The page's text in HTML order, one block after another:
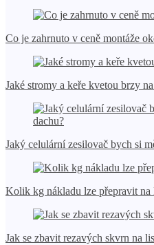
Co je zahrnuto v ceně montáže
Jaké stromy a keře kvetou brzy
Jaký celulární zesilovač bych si
Kolik kg nákladu lze přepravit
Jak se zbavit rezavých skvrn na